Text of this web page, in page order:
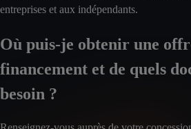
entreprises et aux indépendants.
Où puis-je obtenir une
financement et de quels
besoin ?